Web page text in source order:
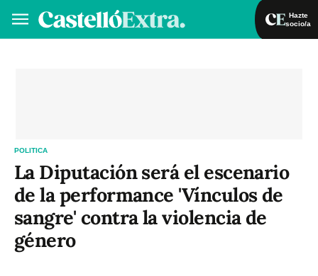
Hazte
socio/a
POLITICA
La Diputación será el escenario
de la performance 'Vínculos de
sangre' contra la violencia de
género